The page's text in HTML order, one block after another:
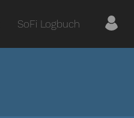
SoFi Logbuch